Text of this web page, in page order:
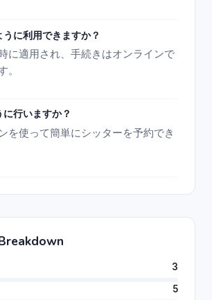
に利用できますか？
に適用され、手続きはオンラインで
。
行いますか？
を使って簡単にシッターを予約でき
3
5